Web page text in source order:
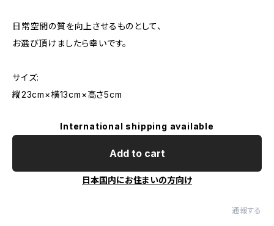
日常空間の質を向上させるものとして、
お選び頂けましたら幸いです。
サイズ:
縦23cm×横13cm×高さ5cm
International shipping available
Add to cart
日本国内にお住まいの方向け
通報する